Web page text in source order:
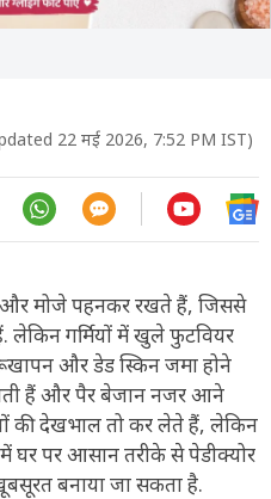
22 मई 2026, 7:52 PM IST)
और मोजे पहनकर रखते हैं, जिससे
लेकिन गर्मियों में खुले फुटवियर
और डेड स्किन जमा होने
हैं और पैर बेजान नजर आने
की देखभाल तो कर लेते हैं, लेकिन
घर पर आसान तरीके से पेडीक्योर
बनाया जा सकता है.